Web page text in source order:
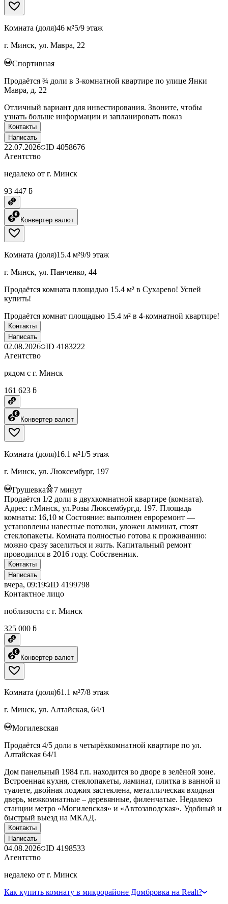
Комната (доля)46 м²5/9 этаж
г. Минск, ул. Мавра, 22
Спортивная
Продаётся ¾ доли в 3-комнатной квартире по улице Янки
Мавра, д. 22
Отличный вариант для инвестирования. Звоните, чтобы
узнать больше информации и запланировать показ
Контакты
Написать
22.07.2026 ID 4058676
Агентство
недалеко от г. Минск
93 447 ƃ
Конвертер валют
Комната (доля)15.4 м²9/9 этаж
г. Минск, ул. Панченко, 44
Продаётся комната площадью 15.4 м² в Сухарево! Успей
купить!
Продаётся комнат площадью 15.4 м² в 4-комнатной квартире!
Контакты
Написать
02.08.2026 ID 4183222
Агентство
рядом с г. Минск
161 623 ƃ
Конвертер валют
Комната (доля)16.1 м²1/5 этаж
г. Минск, ул. Люксембург, 197
Грушевка 7 минут
Продаётся 1/2 доли в двухкомнатной квартире (комната).
Адрес: г.Минск, ул.Розы Люксембург,д. 197. Площадь
комнаты: 16,10 м Состояние: выполнен евроремонт —
установлены навесные потолки, уложен ламинат, стоят
стеклопакеты. Комната полностью готова к проживанию:
можно сразу заселиться и жить. Капитальный ремонт
проводился в 2016 году. Собственник.
Контакты
Написать
вчера, 09:19 ID 4199798
Контактное лицо
поблизости с г. Минск
325 000 ƃ
Конвертер валют
Комната (доля)61.1 м²7/8 этаж
г. Минск, ул. Алтайская, 64/1
Могилевская
Продаётся 4/5 доли в четырёхкомнатной квартире по ул.
Алтайская 64/1
Дом панельный 1984 г.п. находится во дворе в зелёной зоне.
Встроенная кухня, стеклопакеты, ламинат, плитка в ванной и
туалете, двойная лоджия застеклена, металлическая входная
дверь, межкомнатные – деревянные, филенчатые. Недалеко
станции метро «Могилевская» и «Автозаводская». Удобный и
быстрый выезд на МКАД.
Контакты
Написать
04.08.2026 ID 4198533
Агентство
недалеко от г. Минск
Как купить комнату в микрорайоне Домбровка на Realt?